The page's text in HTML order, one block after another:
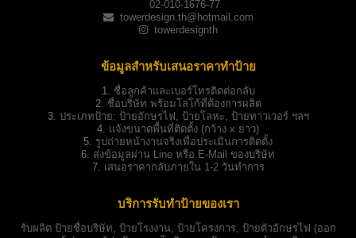
02-010-1676-77
towerdesign.th@hotmail.com
towerdesignth
ข้อมูลสำหรับเสนอราคาทำป้าย
1.
ชื่อลูกค้าและเบอร์โทรติดต่อกลับ
2. ชื่อบริษัท พร้อมโลโก้ที่ต้องการผลิต
3. ประเภทป้าย: ป้ายอักษรไฟ, ป้ายโลหะ, ป้ายทาวเวอร์ ฯลฯ
4. แจ้งขนาดพื้นที่ติดตั้ง (กว้าง x ยาว)
5. รูปถ่ายหน้างานจริงเพื่อประเมินการติดตั้ง
6. ส่งข้อมูลผ่าน Line หรือ E-Mail ของบริษัท
7. เสนอราคากลับภายใน 1-2 วันทำการ
บริการรับทำป้ายของเรา
รับผลิต ป้ายชื่อบริษัท ป้ายโรงงาน, ป้ายโครงการ, ป้ายตัวอักษรไฟ (ออก